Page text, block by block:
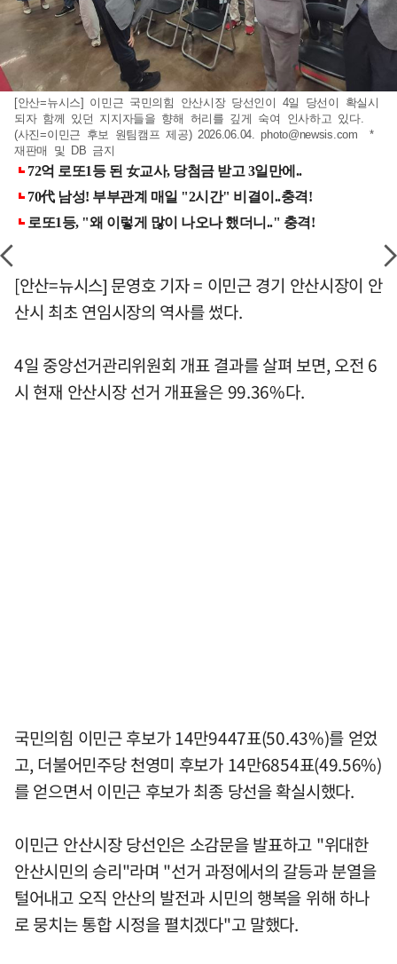
[안산=뉴시스] 이민근 국민의힘 안산시장 당선인이 4일 당선이 확실시
되자 함께 있던 지지자들을 향해 허리를 깊게 숙여 인사하고 있다.
(사진=이민근 후보 원팀캠프 제공) 2026.06.04.photo@newsis.com *
재판매 및 DB 금지
[안산=뉴시스] 문영호 기자 = 이민근 경기 안산시장이 안
산시 최초 연임시장의 역사를 썼다.
4일 중앙선거관리위원회 개표 결과를 살펴 보면, 오전 6
시 현재 안산시장 선거 개표율은 99.36%다.
국민의힘 이민근 후보가 14만9447표(50.43%)를 얻었
고, 더불어민주당 천영미 후보가 14만6854표(49.56%)
를 얻으면서 이민근 후보가 최종 당선을 확실시했다.
이민근 안산시장 당선인은 소감문을 발표하고 "위대한
안산시민의 승리"라며 "선거 과정에서의 갈등과 분열을
털어내고 오직 안산의 발전과 시민의 행복을 위해 하나
로 뭉치는 통합 시정을 펼치겠다"고 말했다.